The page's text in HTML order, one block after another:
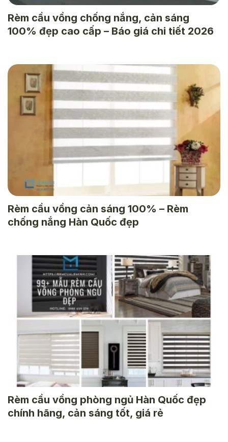
Rèm cầu vồng chống nắng, cản sáng
100% đẹp cao cấp – Báo giá chi tiết 2026
Rèm cầu vồng cản sáng 100% – Rèm
chống nắng Hàn Quốc đẹp
Rèm cầu vồng phòng ngủ Hàn Quốc đẹp
chính hãng, cản sáng tốt, giá rẻ